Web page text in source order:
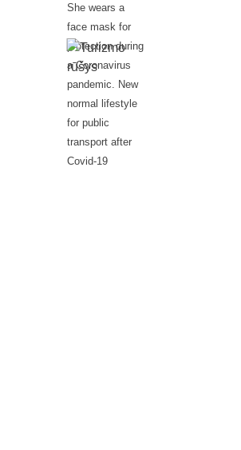
She wears a
face mask for
protection during
a Coronavirus
pandemic. New
normal lifestyle
for public
transport after
Covid-19